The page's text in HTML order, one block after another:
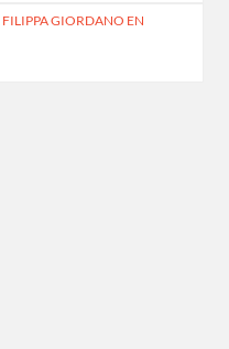
FILIPPA GIORDANO EN